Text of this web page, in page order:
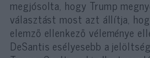
megjósolta, hogy Trump
választást most azt állítja,
elemző ellenkező véleménye
DeSantis esélyesebb a